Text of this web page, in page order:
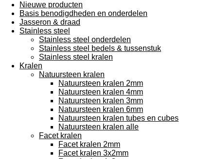
Nieuwe producten
Basis benodigdheden en onderdelen
Jasseron & draad
Stainless steel
Stainless steel onderdelen
Stainless steel bedels & tussenstuk
Stainless steel kralen
Kralen
Natuursteen kralen
Natuursteen kralen 2mm
Natuursteen kralen 4mm
Natuursteen kralen 3mm
Natuursteen kralen 6mm
Natuursteen kralen tubes en cubes
Natuursteen kralen alle
Facet kralen
Facet kralen 2mm
Facet kralen 3x2mm